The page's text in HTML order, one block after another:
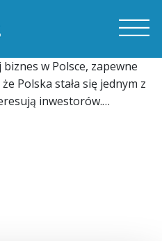
w Polsce, zapewne
Polska stała się jednym z
inwestorów.…